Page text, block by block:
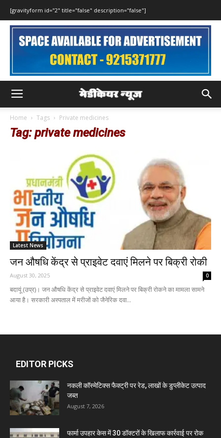
[gravityform id="2" title="false" description="false"]
Home Tags Private medicines
Tag: private medicines
Latest News
जन औषधि केंद्र से प्राइवेट दवाएं मिलने पर बिक्री रोकी
August 30, 2025 0
बदायूं (उप्र)। जन औषधि केंद्र से प्राइवेट दवाएं मिलने पर बिक्री रोकने का मामला सामने
आया है। सरकारी अस्पताल में मरीजों को जैनेरिक दवा...
EDITOR PICKS
नकली कॉस्मेटिक्स फैक्ट्री पर रेड, लाखों के डुप्लीकेट उत्पाद
जब्त
August 7, 2026
फार्मा उपहार केस में 30 डॉक्टरों के खिलाफ कार्रवाई पर रोक